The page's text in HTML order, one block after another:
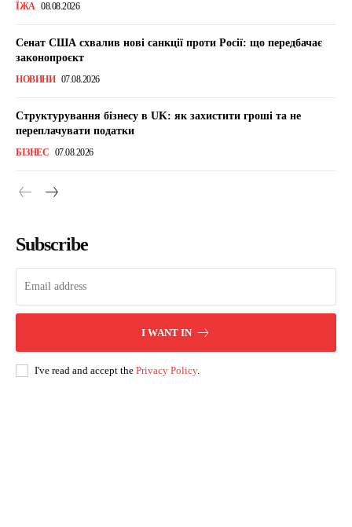
ЇЖА 08.08.2026
Сенат США схвалив нові санкції проти Росії: що передбачає
законопроєкт
НОВИНИ 07.08.2026
Структурування бізнесу в UK: як захистити гроші та не
переплачувати податки
БІЗНЕС 07.08.2026
Subscribe
I WANT IN
I've read and accept the Privacy Policy.